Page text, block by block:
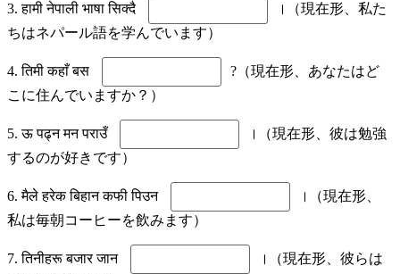
3. हामी नेपाली भाषा सिक्दै
।（現在形、私た
ちはネパール語を学んでいます）
4. तिमी कहाँ बस
?（現在形、あなたはど
こに住んでいますか？）
5. ऊ पढ्न मन पराउँ
।（現在形、彼は勉強
するのが好きです）
6. मैले हरेक बिहान कफी पिउन
।（現在形、
私は毎朝コーヒーを飲みます）
7. तिनीहरू बजार जान
।（現在形、彼らは